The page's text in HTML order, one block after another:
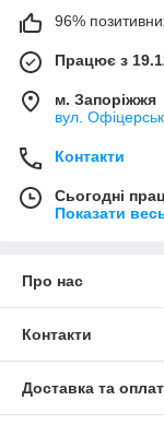
96%
Працює з
м. Запоріжжя
вул.
Контакти
Сьогодні
Показати
Про нас
Контакти
Доставка та